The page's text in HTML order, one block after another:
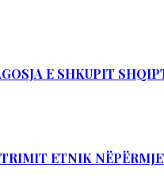
E SHKUPIT
ETNIK